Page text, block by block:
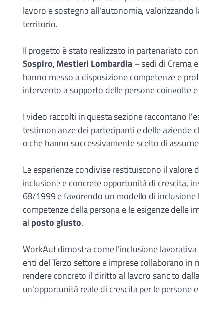
lavoro e sostegno all'autonomia, valorizzando
territorio.
Il progetto è stato realizzato in partenariato con
Sospiro, Mestieri Lombardia– sedi di Crema
hanno messo a disposizione competenze e
intervento a supporto delle persone coinvolte
I video raccolti in questa sezione raccontano
testimonianze dei partecipanti e delle aziende
o che hanno successivamente scelto di
Le esperienze condivise restituiscono il
inclusione e concrete opportunità di crescita,
68/1999 e favorendo un modello di
competenze della persona e le esigenze delle
al posto giusto.
WorkAut dimostra come l'inclusione
enti del Terzo settore e imprese collaborano
rendere concreto il diritto al lavoro sancito
un'opportunità reale di crescita per le persone